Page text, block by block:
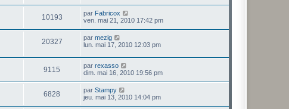
10193 par Fabricox
ven. mai 21, 2010 17:42 pm
20327 par mezig
lun. mai 17, 2010 12:03 pm
9115 par rexasso
dim. mai 16, 2010 19:56 pm
6828 par Stampy
jeu. mai 13, 2010 14:04 pm